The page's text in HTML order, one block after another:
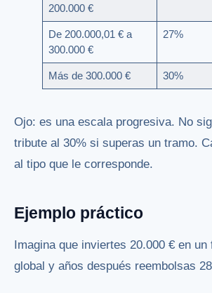
200.000 €
De 200.000,01 € a
300.000 €
27%
Más de 300.000 € 30%
Ojo: es una escala progresiva. No
tribute al 30% si superas un tramo.
al tipo que le corresponde.
Ejemplo práctico
Imagina que inviertes 20.000 € en un
global y años después reembolsas